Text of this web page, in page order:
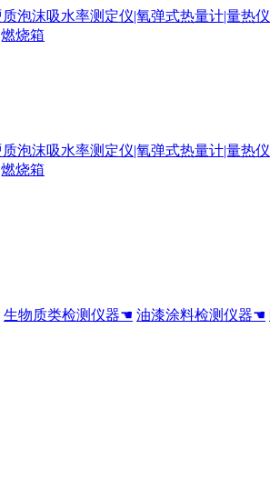
生物质类检测仪器☚ 油漆涂料检测仪器☚